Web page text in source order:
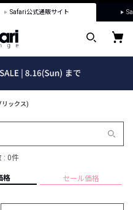
Safari公式通販サイト
リックス)
: 0件
格 セール価格